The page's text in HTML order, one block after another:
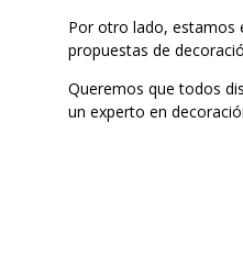
Por otro lado, estamos
propuestas de
Queremos que todos
un experto en